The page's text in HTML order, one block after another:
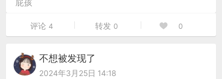
屁孩
评论 4 转发 0 0
不想被发现了
2024年3月25日 14:18